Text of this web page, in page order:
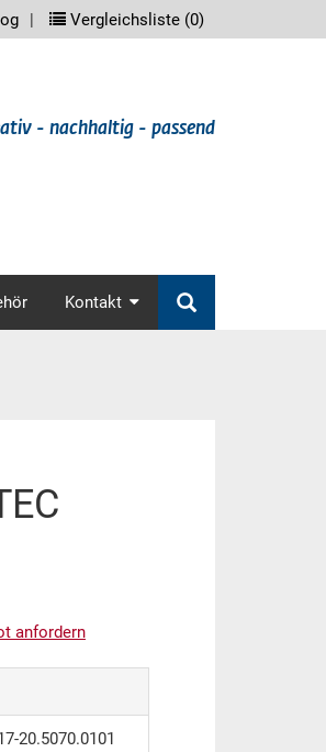
Vergleichsliste (0)
- nachhaltig - passend
Kontakt
anfordern
20.5070.0101